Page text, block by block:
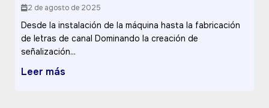
2 de agosto de 2025
Desde la instalación de la máquina hasta la fabricación
de letras de canal Dominando la creación de
señalización...
Leer más